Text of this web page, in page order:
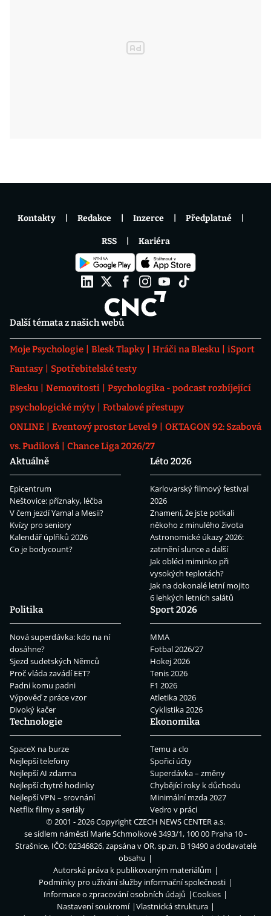
Další témata z našich webů
Moje Psychologie Blesk Tlapky Hráči na Blesku
iSport
Fantasy
Spotřebitelské testy
Blesku
Nemovitosti
Psychologika - podcast rozbíjející
psychologické mýty
Fotbalové přestupy
ONLINE
Eventový prostor Level 9
OKTAGON 92: Szabová
vs. Pudilová
Chance Liga 2026/27
Aktuálně
Epicentrum
Neštovice: příznaky, léčba
V čem jezdí Yamal a Mesii?
Kvízy pro seniory
Kalendář úplňků 2026
Co je bodycount?
Léto 2026
Karlovarský filmový festival
2026
Znamení, že jste potkali
někoho z minulého života
Astronomické úkazy 2026:
zatmění slunce a další
Jak obléci miminko při
vysokých teplotách?
Jak na dokonalé letní mojito
6 lehkých letních salátů
Politika
Nová superdávka: kdo na ní
dosáhne?
Sjezd sudetských Němců
Proč vláda zavádí EET?
Padni komu padni
Výpověď z práce vzor
Divoký kačer
Sport 2026
MMA
Fotbal 2026/27
Hokej 2026
Tenis 2026
F1 2026
Atletika 2026
Cyklistika 2026
Technologie
SpaceX na burze
Nejlepší telefony
Nejlepší AI zdarma
Nejlepší chytré hodinky
Nejlepší VPN – srovnání
Netflix filmy a seriály
Ekonomika
Temu a clo
Spořicí účty
Superdávka – změny
Chybějící roky k důchodu
Minimální mzda 2027
Vedro v práci
Kontakty Redakce Inzerce Předplatné
RSS Kariéra
© 2001 - 2026 CopyrightCZECH NEWS CENTER a.s.
se sídlem náměstí Marie Schmolkové 3493/1, 100 00 Praha 10 -
Strašnice, IČO: 02346826, zapsána v OR, sp.zn. B 19490 a dodavatelé
obsahu
Autorská práva k publikovaným materiálům
Podmínky pro užívání služby informační společnosti
Informace o zpracování osobních údajů
Cookies
Nastavení soukromí
Vlastnická struktura